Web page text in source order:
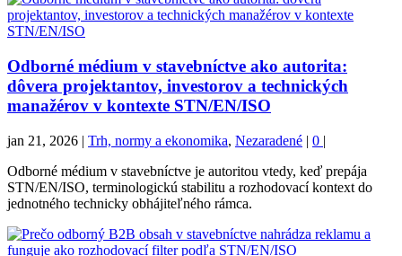
Odborné médium v stavebníctve ako autorita:
dôvera projektantov, investorov a technických
manažérov v kontexte STN/EN/ISO
jan 21, 2026 | Trh, normy a ekonomika, Nezaradené | 0 |
Odborné médium v stavebníctve je autoritou vtedy, keď prepája
STN/EN/ISO, terminologickú stabilitu a rozhodovací kontext do
jednotného technicky obhájiteľného rámca.